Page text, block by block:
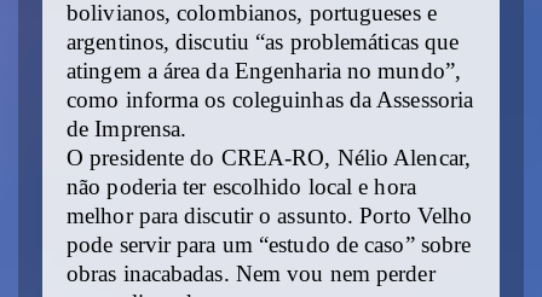
bolivianos, colombianos, portugueses e
argentinos, discutiu “as problemáticas que
atingem a área da Engenharia no mundo”,
como informa os coleguinhas da Assessoria
de Imprensa.
O presidente do CREA-RO, Nélio Alencar,
não poderia ter escolhido local e hora
melhor para discutir o assunto. Porto Velho
pode servir para um “estudo de caso” sobre
obras inacabadas. Nem vou nem perder